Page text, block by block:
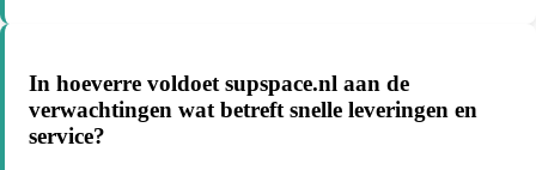
In hoeverre voldoet supspace.nl aan de
verwachtingen wat betreft snelle leveringen en
service?